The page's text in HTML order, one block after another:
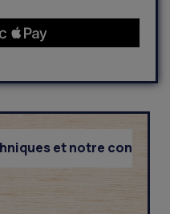
et notre conseil